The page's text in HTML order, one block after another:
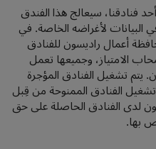
فنادقنا، سيعالج هذا الفندق
لأغراضه الخاصة. في
أعمال راديسون للفنادق
الامتياز، وجميعها تعمل
يتم تشغيل الفنادق المؤجرة
الفنادق الممنوحة من قِبل
لدى الفنادق الحاصلة على حق
بها.